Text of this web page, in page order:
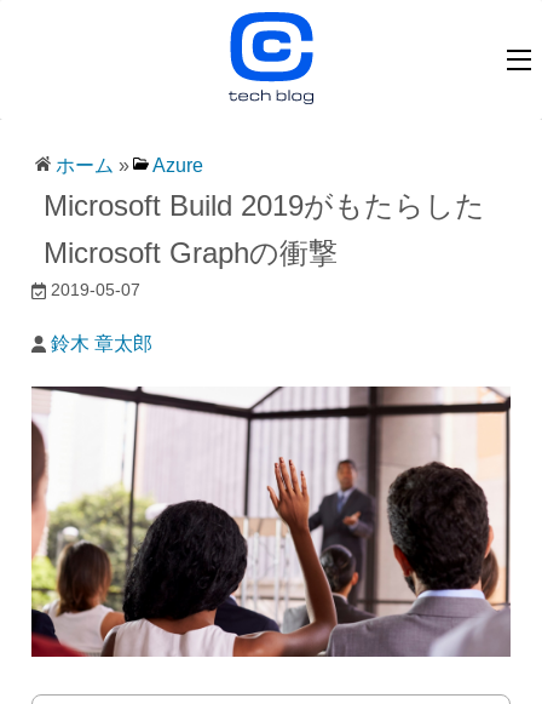
ホーム » Azure
Microsoft Build 2019がもたらした
Microsoft Graphの衝撃
2019-05-07
鈴木 章太郎